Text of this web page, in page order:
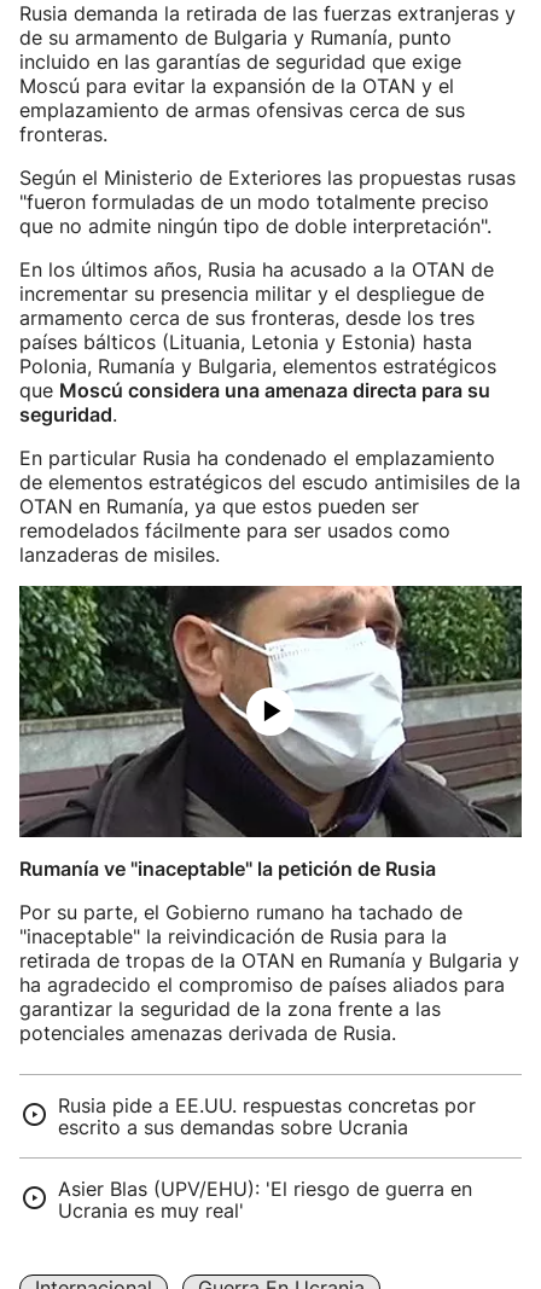
Rusia demanda la retirada de las fuerzas extranjeras y
de su armamento de Bulgaria y Rumanía, punto
incluido en las garantías de seguridad que exige
Moscú para evitar la expansión de la OTAN y el
emplazamiento de armas ofensivas cerca de sus
fronteras.
Según el Ministerio de Exteriores las propuestas rusas
"fueron formuladas de un modo totalmente preciso
que no admite ningún tipo de doble interpretación".
En los últimos años, Rusia ha acusado a la OTAN de
incrementar su presencia militar y el despliegue de
armamento cerca de sus fronteras, desde los tres
países bálticos (Lituania, Letonia y Estonia) hasta
Polonia, Rumanía y Bulgaria, elementos estratégicos
que Moscú considera una amenaza directa para su
seguridad.
En particular Rusia ha condenado el emplazamiento
de elementos estratégicos del escudo antimisiles de la
OTAN en Rumanía, ya que estos pueden ser
remodelados fácilmente para ser usados como
lanzaderas de misiles.
Rumanía ve "inaceptable" la petición de Rusia
Por su parte, el Gobierno rumano ha tachado de
"inaceptable" la reivindicación de Rusia para la
retirada de tropas de la OTAN en Rumanía y Bulgaria y
ha agradecido el compromiso de países aliados para
garantizar la seguridad de la zona frente a las
potenciales amenazas derivada de Rusia.
Rusia pide a EE.UU. respuestas concretas por
escrito a sus demandas sobre Ucrania
Asier Blas (UPV/EHU): 'El riesgo de guerra en
Ucrania es muy real'